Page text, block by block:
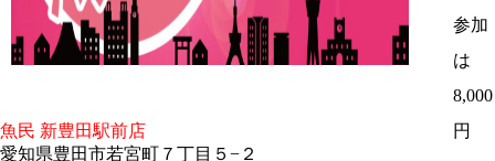
魚民 新豊田駅前店
愛知県豊田市若宮町７丁目５−２
参加
は
8,000
円